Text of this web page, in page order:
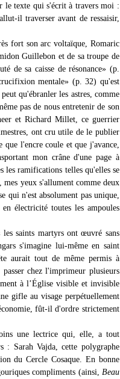
le texte qui s'écrit à travers moi :
il traverser avant de ressaisir,
fort son arc voltaïque, Romaric
Guillebon et de sa troupe de
de sa caisse de résonance» (p.
mentale» (p. 32) qu'est
qu'ébranler les astres, comme
pas de nous entretenir de son
et Richard Millet, ce guerrier
ont cru utile de le publier
l'encre coule et que j'avance,
mon crâne d'une page à
les ramifications telles qu'elles se
mes yeux s'allument comme deux
qui n'est absolument pas unique,
électricité toutes les ampoules
saints martyrs ont œuvré sans
s'imagine lui-même en saint
aurait tout de même permis à
chez l'imprimeur plusieurs
à l’Église visible et invisible
gifle au visage perpétuellement
fût-il d'ordre strictement
une lectrice qui, elle, a tout
: Sarah Vajda, cette polygraphe
du Cercle Cosaque. En bonne
compliments (ainsi, Beau